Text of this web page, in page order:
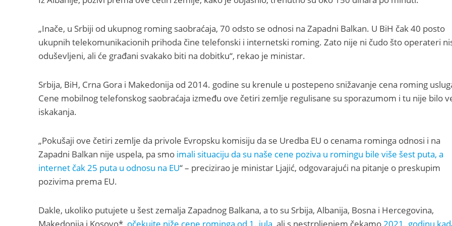
„Inače, u Srbiji od ukupnog roming saobraćaja, 70 odsto se odnosi na Zapadni Balkan. U BiH čak 40 posto
ukupnih telekomunikacionih prihoda čine telefonski i internetski roming. Zato nije ni čudo što operateri
oduševljeni, ali će građani svakako biti na dobitku“, rekao je ministar.
Srbija, BiH, Crna Gora i Makedonija od 2014. godine su krenule u postepeno snižavanje cena roming
Cene mobilnog telefonskog saobraćaja između ove četiri zemlje regulisane su sporazumom i tu nije bilo
iskakanja.
„Pokušaji ove četiri zemlje da privole Evropsku komisiju da se Uredba EU o cenama rominga odnosi i na
Zapadni Balkan nije uspela, pa smo imali situaciju da su naše cene poziva u romingu bile više šest puta, a
internet čak 25 puta u odnosu na EU“ – precizirao je ministar Ljajić, odgovarajući na pitanje o preskupim
pozivima prema EU.
Dakle, ukoliko putujete u šest zemalja Zapadnog Balkana, a to su Srbija, Albanija, Bosna i Hercegovina,
Makedonija i Kosovo*, očekujte niže cene rominga od 1. jula , ali s nestrpljenjem čekamo 2021. godinu